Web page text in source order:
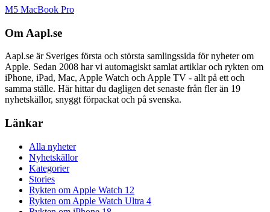
M5 MacBook Pro
Om Aapl.se
Aapl.se är Sveriges första och största samlingssida för nyheter om
Apple. Sedan 2008 har vi automagiskt samlat artiklar och rykten om
iPhone, iPad, Mac, Apple Watch och Apple TV - allt på ett och
samma ställe. Här hittar du dagligen det senaste från fler än 19
nyhetskällor, snyggt förpackat och på svenska.
Länkar
Alla nyheter
Nyhetskällor
Kategorier
Stories
Rykten om Apple Watch 12
Rykten om Apple Watch Ultra 4